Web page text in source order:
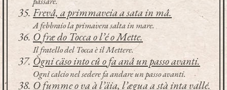
Frevâ, a primmaveia a sata in mâ.
A febbraio la primavera salta in mare.
O fræ do Tocca o l’é o Mette.
Il fratello del Tocca è il Mettere.
Ògni cäso into cû o fa anâ un passo avanti.
Ogni calcio nel sedere fa andare un passo avanti.
O fumme o va à l’äia, l’ægua a stà inta valle.